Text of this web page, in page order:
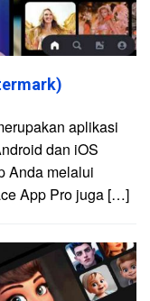
aplikasi
dan iOS
Anda melalui
App Pro juga […]